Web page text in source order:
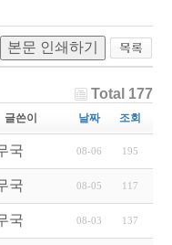
본문 인쇄하기
Total 177
글쓴이 날짜 조회
공모전 결과발표
국 08-06 195
과정(신규.재강습) 교육
국 08-05 117
정 교육(신규. 재강습)
국 08-03 137